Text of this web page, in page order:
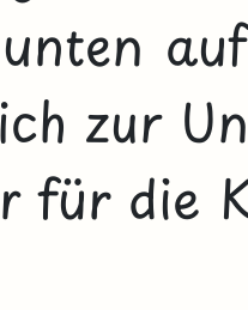
unten
zur
für die